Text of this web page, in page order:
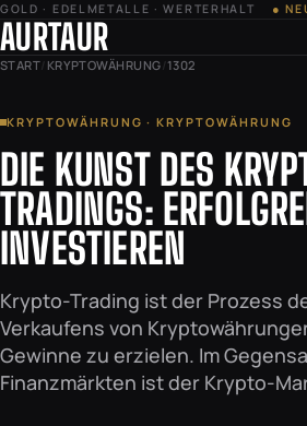
GOLD · EDELMETALLE · WERTERHALT ●
AURTAUR
START/ KRYPTOWÄHRUNG/1302
KRYPTOWÄHRUNG · KRYPTOWÄHRUNG
DIE KUNST DES
TRADINGS:
INVESTIEREN
Krypto-Trading ist der Prozess
Verkaufens von
Gewinne zu erzielen. Im
Finanzmärkten ist der Krypto-